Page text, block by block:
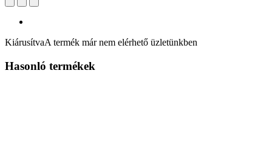
KiárusítvaA termék már nem elérhető üzletünkben
Hasonló termékek